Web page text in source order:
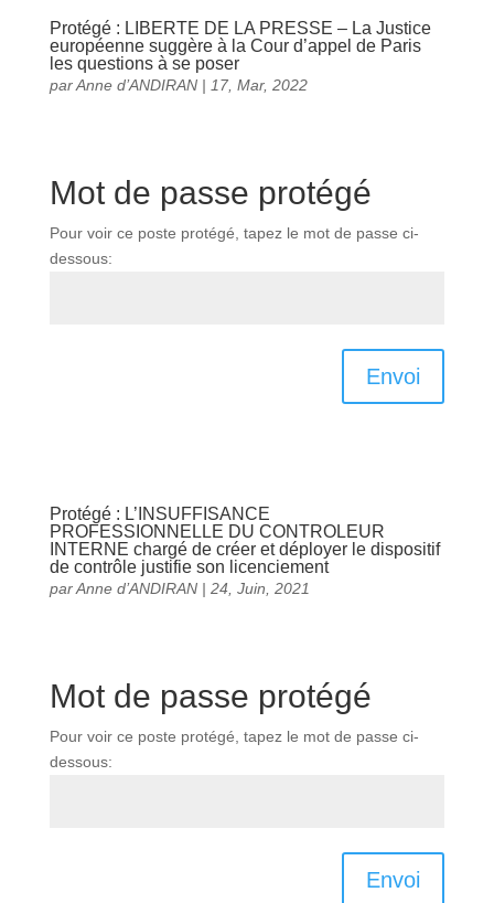
Protégé : LIBERTE DE LA PRESSE – La Justice
européenne suggère à la Cour d’appel de Paris
les questions à se poser
parAnne d’ANDIRAN| 17, Mar, 2022
Mot de passe protégé
Pour voir ce poste protégé, tapez le mot de passe ci-
dessous:
Envoi
Protégé : L’INSUFFISANCE
PROFESSIONNELLE DU CONTROLEUR
INTERNE chargé de créer et déployer le dispositif
de contrôle justifie son licenciement
parAnne d’ANDIRAN| 24, Juin, 2021
Mot de passe protégé
Pour voir ce poste protégé, tapez le mot de passe ci-
dessous:
Envoi